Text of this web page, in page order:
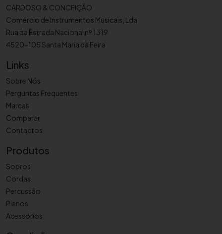
m
p
o
n
C
8
4
0
2
CARDOSO & CONCEIÇÃO
Comércio de Instrumentos Musicais, Lda
Rua da Estrada Nacional nº 1319
4520-105 Santa Maria da Feira
Links
Sobre Nós
Perguntas Frequentes
Marcas
Comparar
Contactos
Produtos
Sopros
Cordas
Percussão
Pianos
Acessórios